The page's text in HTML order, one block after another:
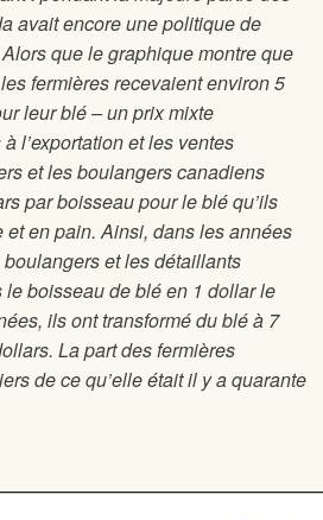
avait encore une politique de
que le graphique montre que
fermières recevaient environ 5
leur blé – un prix mixte
l’exportation et les ventes
et les boulangers canadiens
par boisseau pour le blé qu’ils
et en pain. Ainsi, dans les années
et les détaillants
boisseau de blé en 1 dollar le
ils ont transformé du blé à 7
La part des fermières
de ce qu’elle était il y a quarante